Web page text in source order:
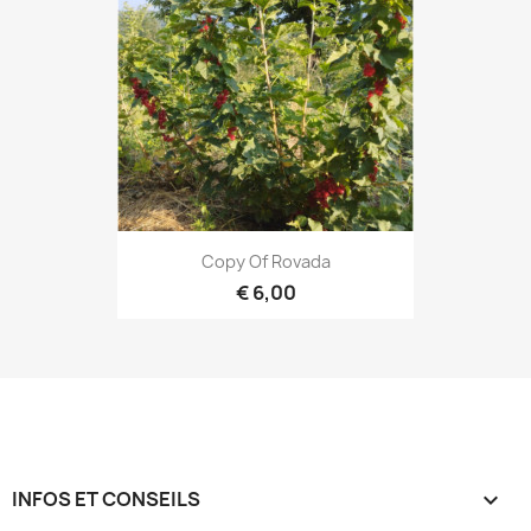
Copy Of Rovada
€ 6,00
INFOS ET CONSEILS 